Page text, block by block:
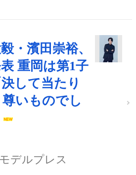
・濱田崇裕、
重岡は第1子
して当たり
いものでし
モデルプレス